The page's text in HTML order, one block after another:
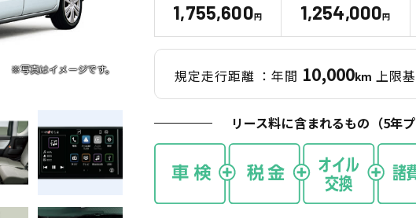
1,755,600円 1,254,000円
規定走行距離 ：年間 10,000km 上限
リース料に含まれるもの（5年